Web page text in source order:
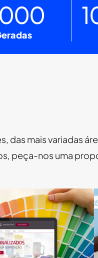
das mais variadas
peça-nos uma